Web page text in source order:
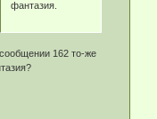
фантазия.
162 то-же